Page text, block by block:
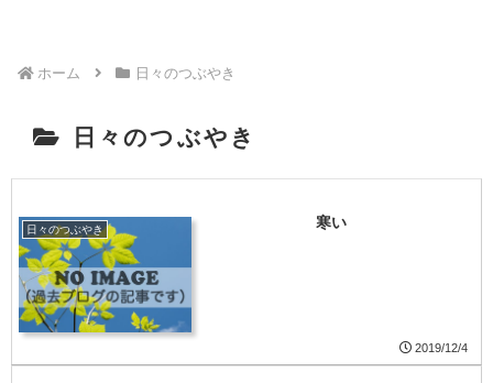
ホーム 日々のつぶやき
日々のつぶやき
日々のつぶやき 寒い
2019/12/4